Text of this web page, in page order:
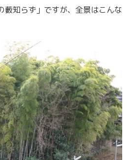
藪知らず」ですが、全景はこんな